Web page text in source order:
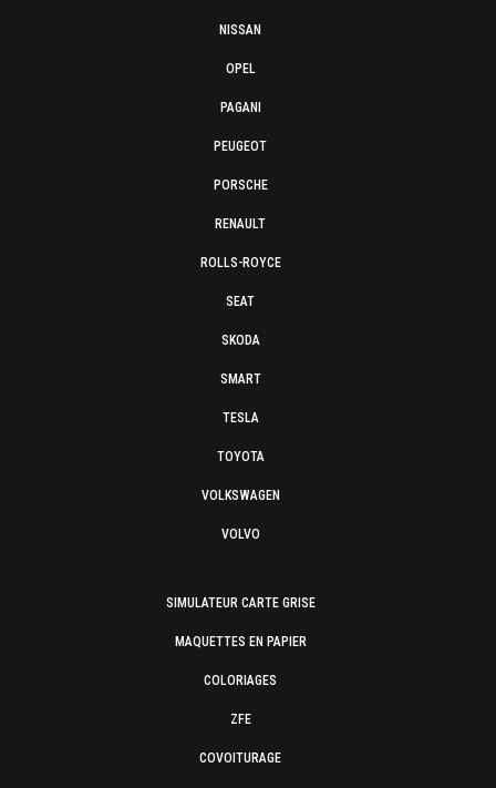
NISSAN
OPEL
PAGANI
PEUGEOT
PORSCHE
RENAULT
ROLLS-ROYCE
SEAT
SKODA
SMART
TESLA
TOYOTA
VOLKSWAGEN
VOLVO
SIMULATEUR CARTE GRISE
MAQUETTES EN PAPIER
COLORIAGES
ZFE
COVOITURAGE